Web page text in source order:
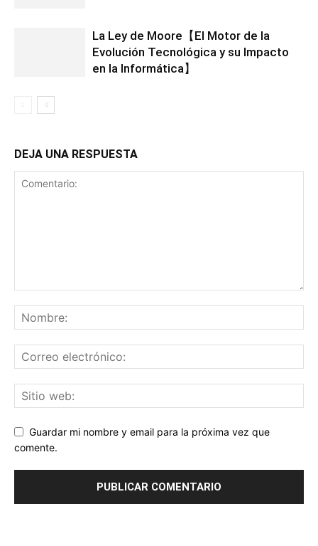
La Ley de Moore【El Motor de la
Evolución Tecnológica y su Impacto
en la Informática】
DEJA UNA RESPUESTA
Guardar mi nombre y email para la próxima vez que
comente.